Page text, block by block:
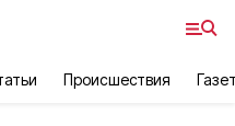
Происшествия